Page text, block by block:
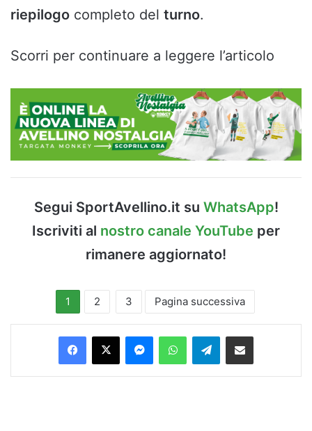
riepilogo completo del turno.
Scorri per continuare a leggere l’articolo
Segui SportAvellino.it su WhatsApp!
Iscriviti al nostro canale YouTube per
rimanere aggiornato!
1 2 3 Pagina successiva
Facebook
X MessengerWhatsAppTelegramCondividi via Email